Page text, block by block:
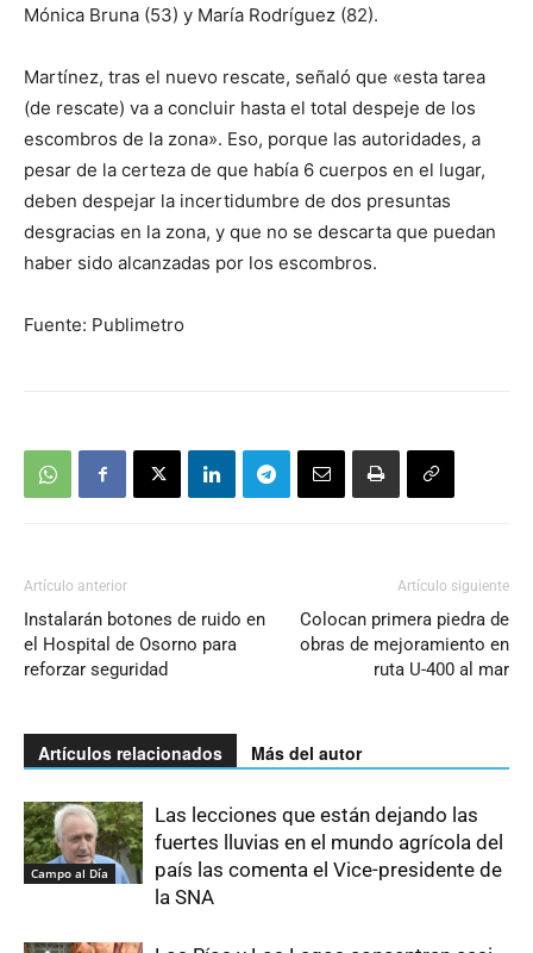
Mónica Bruna (53) y María Rodríguez (82).
Martínez, tras el nuevo rescate, señaló que «esta tarea
(de rescate) va a concluir hasta el total despeje de los
escombros de la zona». Eso, porque las autoridades, a
pesar de la certeza de que había 6 cuerpos en el lugar,
deben despejar la incertidumbre de dos presuntas
desgracias en la zona, y que no se descarta que puedan
haber sido alcanzadas por los escombros.
Fuente: Publimetro
Artículo anterior
Instalarán botones de ruido en
el Hospital de Osorno para
reforzar seguridad
Artículo siguiente
Colocan primera piedra de
obras de mejoramiento en
ruta U-400 al mar
Artículos relacionados Más del autor
Campo al Día
Las lecciones que están dejando las
fuertes lluvias en el mundo agrícola del
país las comenta el Vice-presidente de
la SNA